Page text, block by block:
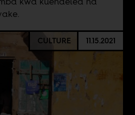
CULTURE 11.15.2021